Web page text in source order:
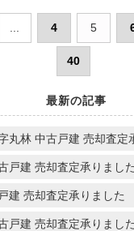
4 5
40
最新の記事
丸林 中古戸建 売却査定
建 売却査定承りました
売却査定承りました
建 売却査定承りました